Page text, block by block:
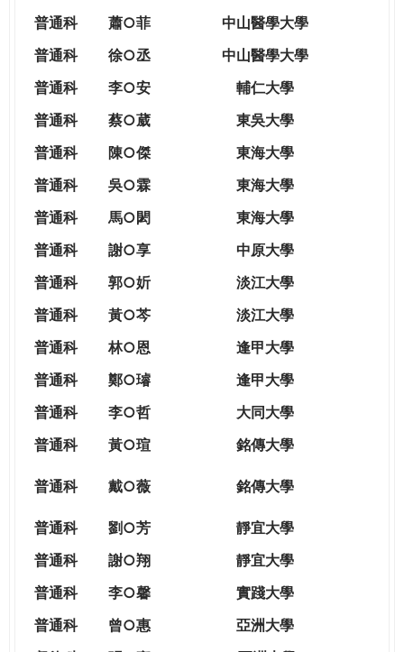
CITIZENSHIP
普通科
蕭○菲
中山醫學大學
普通科
徐○丞
中山醫學大學
普通科
李○安
輔仁大學
普通科
蔡○葳
東吳大學
普通科
陳○傑
東海大學
普通科
吳○霖
東海大學
普通科
馬○閎
東海大學
普通科
謝○享
中原大學
普通科
郭○妡
淡江大學
普通科
黃○芩
淡江大學
普通科
林○恩
逢甲大學
普通科
鄭○璿
逢甲大學
普通科
李○哲
大同大學
普通科
黃○瑄 銘傳大學
普通科 戴○薇 銘傳大學
普通科 劉○芳
靜宜大學
普通科
謝○翔
靜宜大學
普通科
李○馨
實踐大學
普通科
曾○惠
亞洲大學